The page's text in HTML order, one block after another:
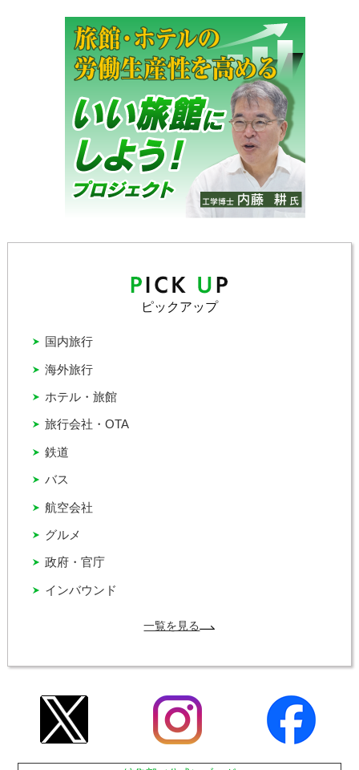
ピックアップ
インバウンド
グルメ
バス
ホテル・旅館
国内旅行
政府・官庁
旅行会社・OTA
海外旅行
航空会社
鉄道
一覧を見る